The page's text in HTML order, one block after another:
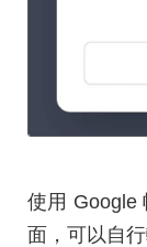
使用 Google
面，可以自行